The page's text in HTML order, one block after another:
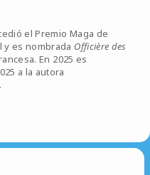
el Premio Maga de
y es nombrada Officière des
En 2025 es
a la autora